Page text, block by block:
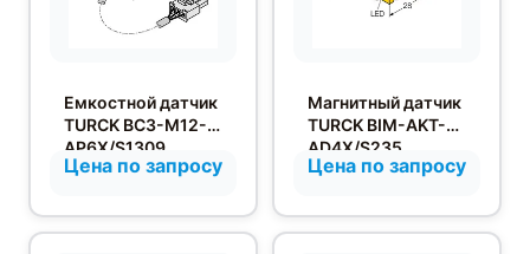
Емкостной датчик
TURCK BC3-M12-
AP6X/S1309
Цена по запросу
Магнитный датчик
TURCK BIM-AKT-
AD4X/S235
Цена по запросу